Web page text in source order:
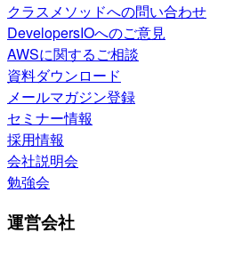
クラスメソッドへの問い合わせ
DevelopersIOへのご意見
AWSに関するご相談
資料ダウンロード
メールマガジン登録
セミナー情報
採用情報
会社説明会
勉強会
運営会社